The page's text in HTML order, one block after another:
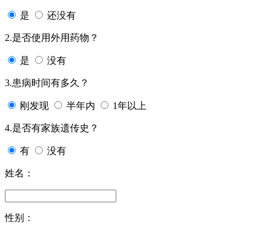
是 还没有
2.是否使用外用药物？
是 没有
3.患病时间有多久？
刚发现 半年内 1年以上
4.是否有家族遗传史？
有 没有
姓名：
性别：